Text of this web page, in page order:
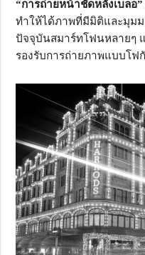
“การถ่ายหน้าชัดหลังเบลอ”
ทำให้ได้ภาพที่มีมิติและมุม
ปัจจุบันสมาร์ทโฟนหลายๆ
รองรับการถ่ายภาพแบบโฟ